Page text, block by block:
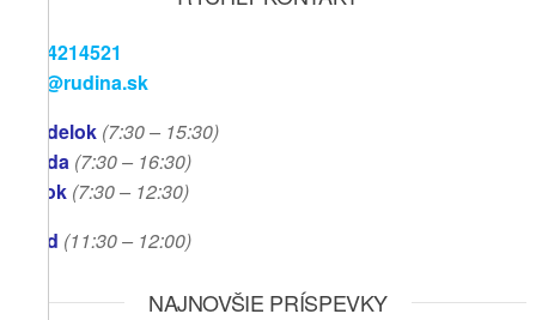
041/4214521
info@rudina.sk
Pondelok (7:30 – 15:30)
Streda (7:30 – 16:30)
Piatok (7:30– 12:30)
Obed (11:30– 12:00)
NAJNOVŠIE PRÍSPEVKY